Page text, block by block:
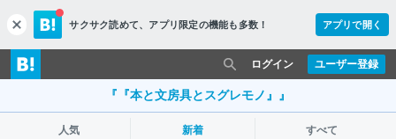
c
l
o
s
サクサク読めて、 アプリ限定の機能も多数！ アプリで開く
ユーザー登録
ログイン
『『本と文房具とスグレモノ』』
人気 新着 すべて